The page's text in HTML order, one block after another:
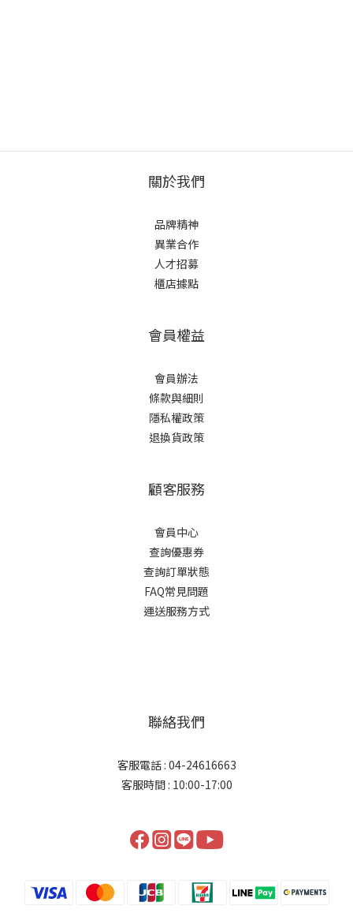
關於我們
品牌精神
異業合作
人才招募
櫃店據點
會員權益
會員辦法
條款與細則
隱私權政策
退換貨政策
顧客服務
會員中心
查詢優惠券
查詢訂單狀態
FAQ常見問題
運送服務方式
聯絡我們
客服電話 : 04-24616663
客服時間 : 10:00-17:00